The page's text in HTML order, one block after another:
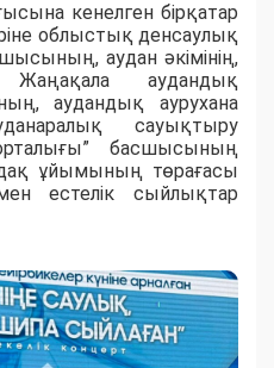
кенелген бірқатар
облыстық денсаулық
аудан әкімінің,
Жаңақала аудандық
аудандық аурухана
сауықтыру
басшысының
ұйымының төрағасы
естелік сыйлықтар